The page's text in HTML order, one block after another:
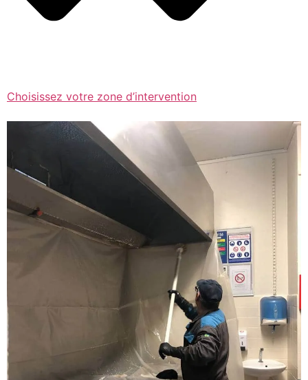
Choisissez votre zone d’intervention